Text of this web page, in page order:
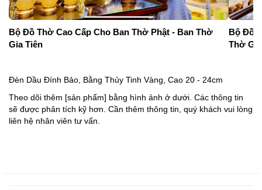
Bộ Đồ Thờ Cao Cấp Cho Ban Thờ Phật - Ban Thờ
Gia Tiên
Bộ Đồ
Thờ
Đèn Dầu Đính Bảo, Bằng Thủy Tinh Vàng, Cao 20 - 24cm
Theo dõi thêm [sản phẩm] bằng hình ảnh ở dưới. Các thông tin
sẽ được phân tích kỹ hơn. Cần thêm thông tin, quý khách vui lòng
liên hệ nhân viên tư vấn.